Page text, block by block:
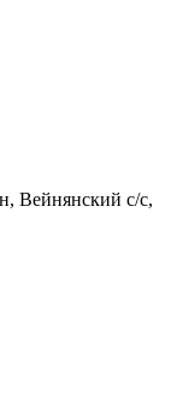
Вейнянский с/с,